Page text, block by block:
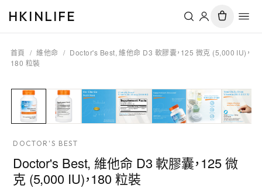
HKINLIFE
首頁 / 維他命 / Doctor's Best, 維他命 D3 軟膠囊，125 微克 (5,000 IU)，
180 粒裝
DOCTOR'S BEST
Doctor's Best, 維他命 D3 軟膠囊，125 微
克 (5,000 IU)，180 粒裝